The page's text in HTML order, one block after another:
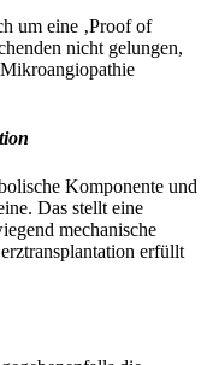
um eine ‚Proof of
nicht gelungen,
Komponente und
Das stellt eine
mechanische
erfüllt